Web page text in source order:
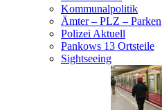
Kommunalpolitik
Ämter – PLZ – Parken
Polizei Aktuell
Pankows 13 Ortsteile
Sightseeing